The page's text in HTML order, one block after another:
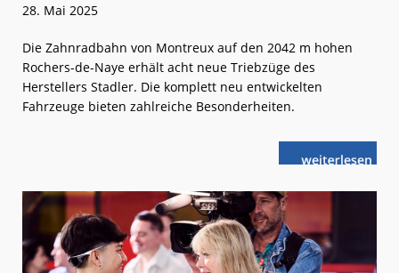
28. Mai 2025
Die Zahnradbahn von Montreux auf den 2042 m hohen
Rochers-de-Naye erhält acht neue Triebzüge des
Herstellers Stadler. Die komplett neu entwickelten
Fahrzeuge bieten zahlreiche Besonderheiten.
weiterlese
nStadler:
Bahn
de-
Naye